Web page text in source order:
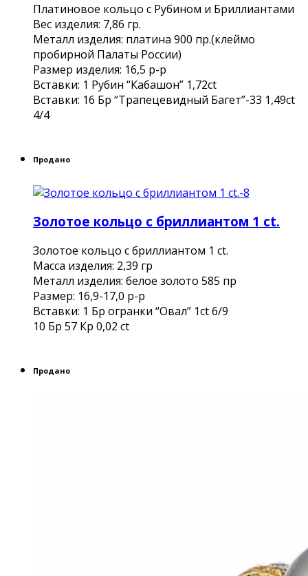
Платиновое кольцо с Рубином и Бриллиантами
Вес изделия: 7,86 гр.
Металл изделия: платина 900 пр.(клеймо
пробирной Палаты России)
Размер изделия: 16,5 р-р
Вставки: 1 Рубин “Кабашон” 1,72сt
Вcтавки: 16 Бр “Трапецевидный Багет”-33 1,49ct
4/4
Продано
Золотое кольцо с бриллиантом 1 ct.
Золотое кольцо с бриллиантом 1 ct.
Масса изделия: 2,39 гр
Металл изделия: белое золото 585 пр
Размер: 16,9-17,0 р-р
Вставки: 1 Бр огранки “Овал” 1ct 6/9
10 Бр 57 Кр 0,02 ct
Продано